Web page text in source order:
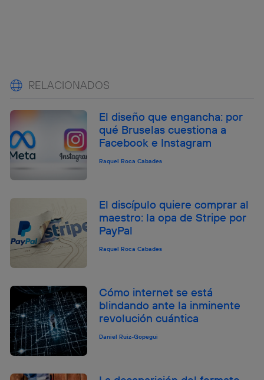
RELACIONADOS
El diseño que engancha: por
qué Bruselas cuestiona a
Facebook e Instagram
Raquel Roca Cabades
El discípulo quiere comprar al
maestro: la opa de Stripe por
PayPal
Raquel Roca Cabades
Cómo internet se está
blindando ante la inminente
revolución cuántica
Daniel Ruiz-Gopegui